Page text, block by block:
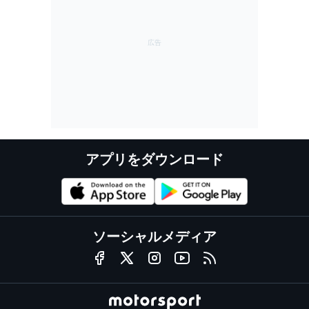
アプリをダウンロード
ソーシャルメディア